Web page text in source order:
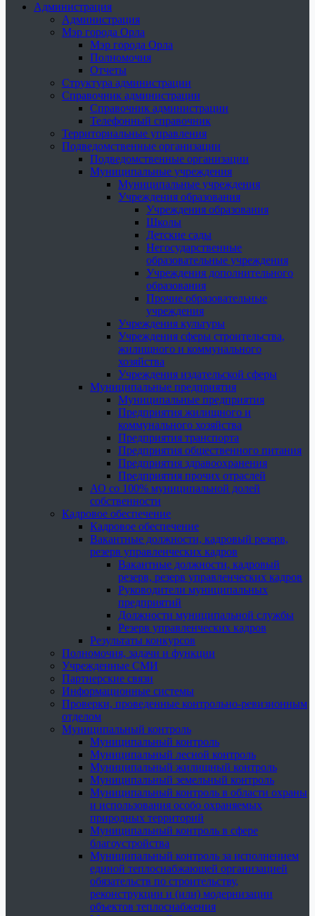
Администрация
Администрация
Мэр города Орла
Мэр города Орла
Полномочия
Отчеты
Структура администрации
Справочник администрации
Справочник администрации
Телефонный справочник
Территориальные управления
Подведомственные организации
Подведомственные организации
Муниципальные учреждения
Муниципальные учреждения
Учреждения образования
Учреждения образования
Школы
Детские сады
Негосударственные
образовательные учреждения
Учреждения дополнительного
образования
Прочие образовательные
учреждения
Учреждения культуры
Учреждения сферы строительства,
жилищного и коммунального
хозяйства
Учреждения издательской сферы
Муниципальные предприятия
Муниципальные предприятия
Предприятия жилищного и
коммунального хозяйства
Предприятия транспорта
Предприятия общественного питания
Предприятия здравоохранения
Предприятия прочих отраслей
АО со 100% муниципальной долей
собственности
Кадровое обеспечение
Кадровое обеспечение
Вакантные должности, кадровый резерв,
резерв управленческих кадров
Вакантные должности, кадровый
резерв, резерв управленческих кадров
Руководители муниципальных
предприятий
Должности муниципальной службы
Резерв управленческих кадров
Результаты конкурсов
Полномочия, задачи и функции
Учрежденные СМИ
Партнерские связи
Информационные системы
Проверки, проведенные контрольно-ревизионным
отделом
Муниципальный контроль
Муниципальный контроль
Муниципальный лесной контроль
Муниципальный жилищный контроль
Муниципальный земельный контроль
Муниципальный контроль в области охраны
и использования особо охраняемых
природных территорий
Муниципальный контроль в сфере
благоустройства
Муниципальный контроль за исполнением
единой теплоснабжающей организацией
обязательств по строительству,
реконструкции и (или) модернизации
объектов теплоснабжения